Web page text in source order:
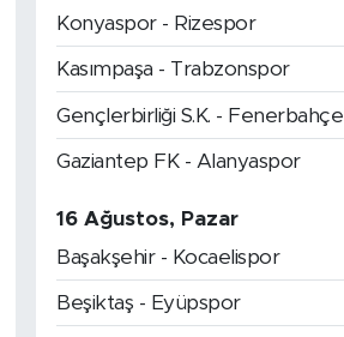
Konyaspor - Rizespor
Kasımpaşa - Trabzonspor
Gençlerbirliği S.K. - Fenerbahçe
Gaziantep FK - Alanyaspor
16 Ağustos, Pazar
Başakşehir - Kocaelispor
Beşiktaş - Eyüpspor